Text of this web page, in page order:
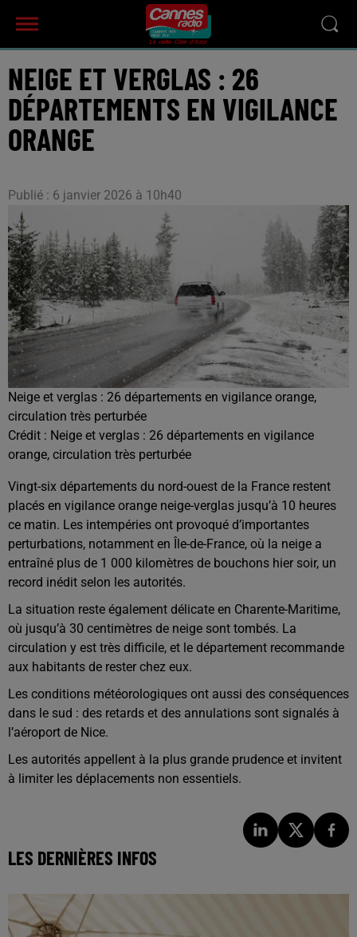
NEIGE ET VERGLAS : 26
DÉPARTEMENTS EN VIGILANCE
ORANGE
Publié : 6 janvier 2026 à 10h40
Neige et verglas : 26 départements en vigilance orange,
circulation très perturbée
Crédit : Neige et verglas : 26 départements en vigilance
orange, circulation très perturbée
Vingt-six départements du nord-ouest de la France restent
placés en vigilance orange neige-verglas jusqu’à 10 heures
ce matin. Les intempéries ont provoqué d’importantes
perturbations, notamment en Île-de-France, où la neige a
entraîné plus de 1 000 kilomètres de bouchons hier soir, un
record inédit selon les autorités.
La situation reste également délicate en Charente-Maritime,
où jusqu’à 30 centimètres de neige sont tombés. La
circulation y est très difficile, et le département recommande
aux habitants de rester chez eux.
Les conditions météorologiques ont aussi des conséquences
dans le sud : des retards et des annulations sont signalés à
l’aéroport de Nice.
Les autorités appellent à la plus grande prudence et invitent
à limiter les déplacements non essentiels.
LES DERNIÈRES INFOS